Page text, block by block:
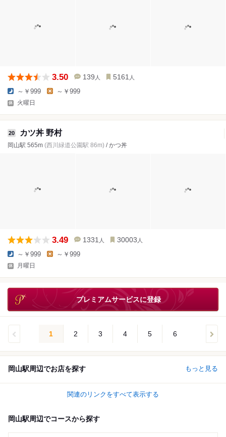
3.50 139 人 5161 人
～￥999 ～￥999
火曜日
20 カツ丼 野村
岡山駅 565m (西川緑道公園駅 86m) / かつ丼
3.49 1331 人 30003 人
～￥999 ～￥999
月曜日
プレミアムサービスに登録
1 2 3 4 5 6
岡山駅周辺でお店を探す もっと見る
関連のリンクをすべて表示する
岡山駅周辺でコースから探す